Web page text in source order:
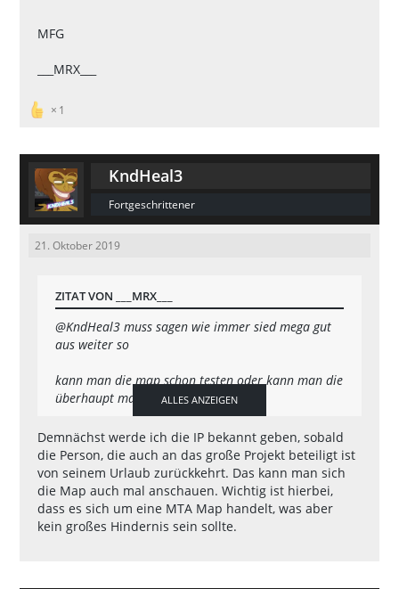
MFG
___MRX___
1
KndHeal3
Fortgeschrittener
21. Oktober 2019
ZITAT VON ___MRX___
@KndHeal3 muss sagen wie immer sied mega gut
aus weiter so
kann man die map schon testen oder kann man die
überhaupt mal testen
MFG
___MRX___
ALLES ANZEIGEN
Demnächst werde ich die IP bekannt geben, sobald
die Person, die auch an das große Projekt beteiligt ist
von seinem Urlaub zurückkehrt. Das kann man sich
die Map auch mal anschauen. Wichtig ist hierbei,
dass es sich um eine MTA Map handelt, was aber
kein großes Hindernis sein sollte.